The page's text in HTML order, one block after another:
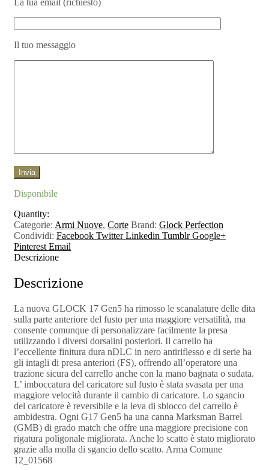
La tua email (richiesto)
Il tuo messaggio
Disponibile
Quantity:
Categorie: Armi Nuove, Corte Brand: Glock Perfection
Condividi: Facebook Twitter Linkedin Tumblr Google+
Pinterest Email
Descrizione
Descrizione
La nuova GLOCK 17 Gen5 ha rimosso le scanalature delle dita
sulla parte anteriore del fusto per una maggiore versatilità, ma
consente comunque di personalizzare facilmente la presa
utilizzando i diversi dorsalini posteriori. Il carrello ha
l’eccellente finitura dura nDLC in nero antiriflesso e di serie ha
gli intagli di presa anteriori (FS), offrendo all’operatore una
trazione sicura del carrello anche con la mano bagnata o sudata.
L’ imboccatura del caricatore sul fusto è stata svasata per una
maggiore velocità durante il cambio di caricatore. Lo sgancio
del caricatore è reversibile e la leva di sblocco del carrello è
ambidestra. Ogni G17 Gen5 ha una canna Marksman Barrel
(GMB) di grado match che offre una maggiore precisione con
rigatura poligonale migliorata. Anche lo scatto è stato migliorato
grazie alla molla di sgancio dello scatto. Arma Comune
12_01568